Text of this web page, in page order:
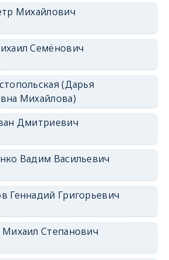
Михайлович
Семёнович
(Дарья
Михайлова)
Дмитриевич
Вадим Васильевич
Геннадий Григорьевич
Степанович